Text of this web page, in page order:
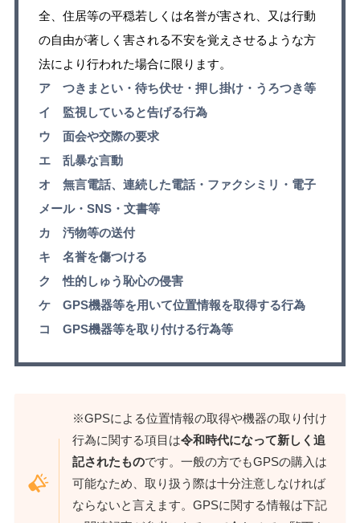
全、住居等の平穏若しくは名誉が害され、又は行動
の自由が著しく害される不安を覚えさせるような方
法により行われた場合に限ります。
ア つきまとい・待ち伏せ・押し掛け・うろつき等
イ 監視していると告げる行為
ウ 面会や交際の要求
エ 乱暴な言動
オ 無言電話、連続した電話・ファクシミリ・電子
メール・SNS・文書等
カ 汚物等の送付
キ 名誉を傷つける
ク 性的しゅう恥心の侵害
ケ GPS機器等を用いて位置情報を取得する行為
コ GPS機器等を取り付ける行為等
※GPSによる位置情報の取得や機器の取り付け
行為に関する項目は令和時代になって新しく追
記されたものです。一般の方でもGPSの購入は
可能なため、取り扱う際は十分注意しなければ
ならないと言えます。GPSに関する情報は下記